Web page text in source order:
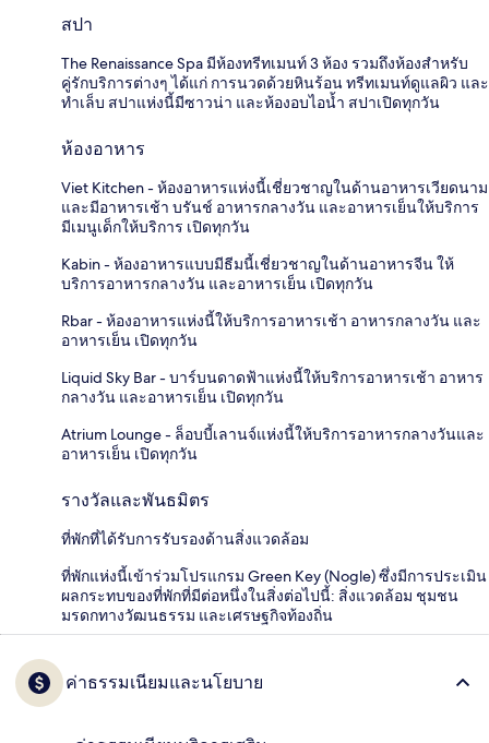
สปา
The Renaissance Spa มีห้องทรีทเมนท์ 3 ห้อง รวมถึงห้องสำหรับ
คู่รักบริการต่างๆ ได้แก่ การนวดด้วยหินร้อน ทรีทเมนท์ดูแลผิว และ
ทำเล็บ สปาแห่งนี้มีซาวน่า และห้องอบไอน้ำ สปาเปิดทุกวัน
ห้องอาหาร
Viet Kitchen - ห้องอาหารแห่งนี้เชี่ยวชาญในด้านอาหารเวียดนาม
และมีอาหารเช้า บรันช์ อาหารกลางวัน และอาหารเย็นให้บริการ
มีเมนูเด็กให้บริการ เปิดทุกวัน
Kabin - ห้องอาหารแบบมีธีมนี้เชี่ยวชาญในด้านอาหารจีน ให้
บริการอาหารกลางวัน และอาหารเย็น เปิดทุกวัน
Rbar - ห้องอาหารแห่งนี้ให้บริการอาหารเช้า อาหารกลางวัน และ
อาหารเย็น เปิดทุกวัน
Liquid Sky Bar - บาร์บนดาดฟ้าแห่งนี้ให้บริการอาหารเช้า อาหาร
กลางวัน และอาหารเย็น เปิดทุกวัน
Atrium Lounge - ล็อบบี้เลานจ์แห่งนี้ให้บริการอาหารกลางวันและ
อาหารเย็น เปิดทุกวัน
รางวัลและพันธมิตร
ที่พักที่ได้รับการรับรองด้านสิ่งแวดล้อม
ที่พักแห่งนี้เข้าร่วมโปรแกรม Green Key (Nogle) ซึ่งมีการประเมิน
ผลกระทบของที่พักที่มีต่อหนึ่งในสิ่งต่อไปนี้: สิ่งแวดล้อม ชุมชน
มรดกทางวัฒนธรรม และเศรษฐกิจท้องถิ่น
ค่าธรรมเนียมและนโยบาย